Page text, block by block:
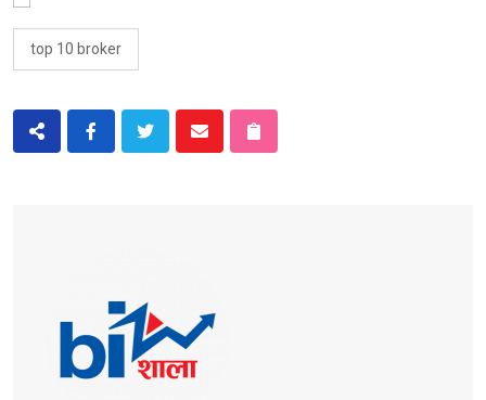
top 10 broker